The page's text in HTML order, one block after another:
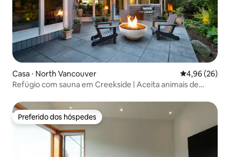
Casa ⋅ North Vancouver 4,96 de uma
4,96 (26)
Refúgio com sauna em Creekside | Aceita animais de
Preferido dos hóspedes
Preferido dos hóspedes